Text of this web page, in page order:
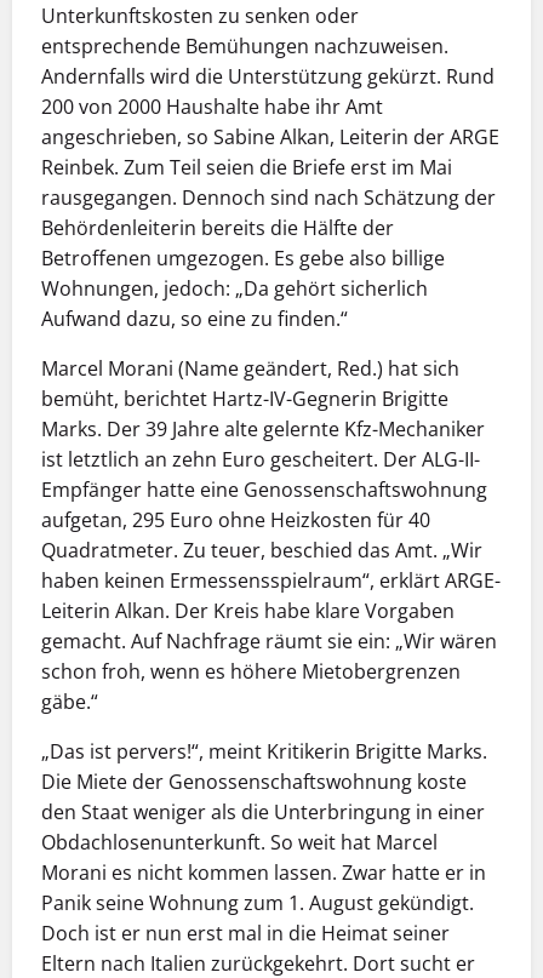
Unterkunftskosten zu senken oder
entsprechende Bemühungen nachzuweisen.
Andernfalls wird die Unterstützung gekürzt. Rund
200 von 2000 Haushalte habe ihr Amt
angeschrieben, so Sabine Alkan, Leiterin der ARGE
Reinbek. Zum Teil seien die Briefe erst im Mai
rausgegangen. Dennoch sind nach Schätzung der
Behördenleiterin bereits die Hälfte der
Betroffenen umgezogen. Es gebe also billige
Wohnungen, jedoch: „Da gehört sicherlich
Aufwand dazu, so eine zu finden.“
Marcel Morani (Name geändert, Red.) hat sich
bemüht, berichtet Hartz-IV-Gegnerin Brigitte
Marks. Der 39 Jahre alte gelernte Kfz-Mechaniker
ist letztlich an zehn Euro gescheitert. Der ALG-II-
Empfänger hatte eine Genossenschaftswohnung
aufgetan, 295 Euro ohne Heizkosten für 40
Quadratmeter. Zu teuer, beschied das Amt. „Wir
haben keinen Ermessensspielraum“, erklärt ARGE-
Leiterin Alkan. Der Kreis habe klare Vorgaben
gemacht. Auf Nachfrage räumt sie ein: „Wir wären
schon froh, wenn es höhere Mietobergrenzen
gäbe.“
„Das ist pervers!“, meint Kritikerin Brigitte Marks.
Die Miete der Genossenschaftswohnung koste
den Staat weniger als die Unterbringung in einer
Obdachlosenunterkunft. So weit hat Marcel
Morani es nicht kommen lassen. Zwar hatte er in
Panik seine Wohnung zum 1. August gekündigt.
Doch ist er nun erst mal in die Heimat seiner
Eltern nach Italien zurückgekehrt. Dort sucht er